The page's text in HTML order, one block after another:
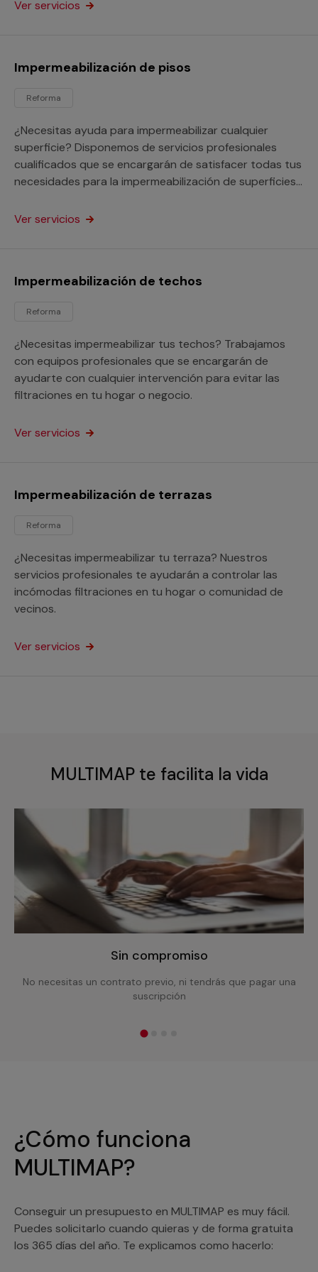
Ver servicios
Impermeabilización de pisos
Reforma
¿Necesitas ayuda para impermeabilizar cualquier
superficie? Disponemos de servicios profesionales
cualificados que se encargarán de satisfacer todas tus
necesidades para la impermeabilización de superficies
impermeabilización con independencia del material de
Ver servicios
Impermeabilización de techos
Reforma
¿Necesitas impermeabilizar tus techos? Trabajamos
con equipos profesionales que se encargarán de
ayudarte con cualquier intervención para evitar las
filtraciones en tu hogar o negocio.
Ver servicios
Impermeabilización de terrazas
Reforma
¿Necesitas impermeabilizar tu terraza? Nuestros
servicios profesionales te ayudarán a controlar las
incómodas filtraciones en tu hogar o comunidad de
vecinos.
Ver servicios
MULTIMAP te facilita la vida
Sin compromiso
No necesitas un contrato previo, ni tendrás que pagar una
suscripción
¿Cómo funciona
MULTIMAP?
Conseguir un presupuesto en MULTIMAP es muy fácil.
Puedes solicitarlo cuando quieras y de forma gratuita
los 365 días del año. Te explicamos como hacerlo: